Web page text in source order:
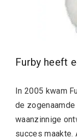
Furby heeft
In 2005 kwam
de zogenaamde
waanzinnige
succes maakte.